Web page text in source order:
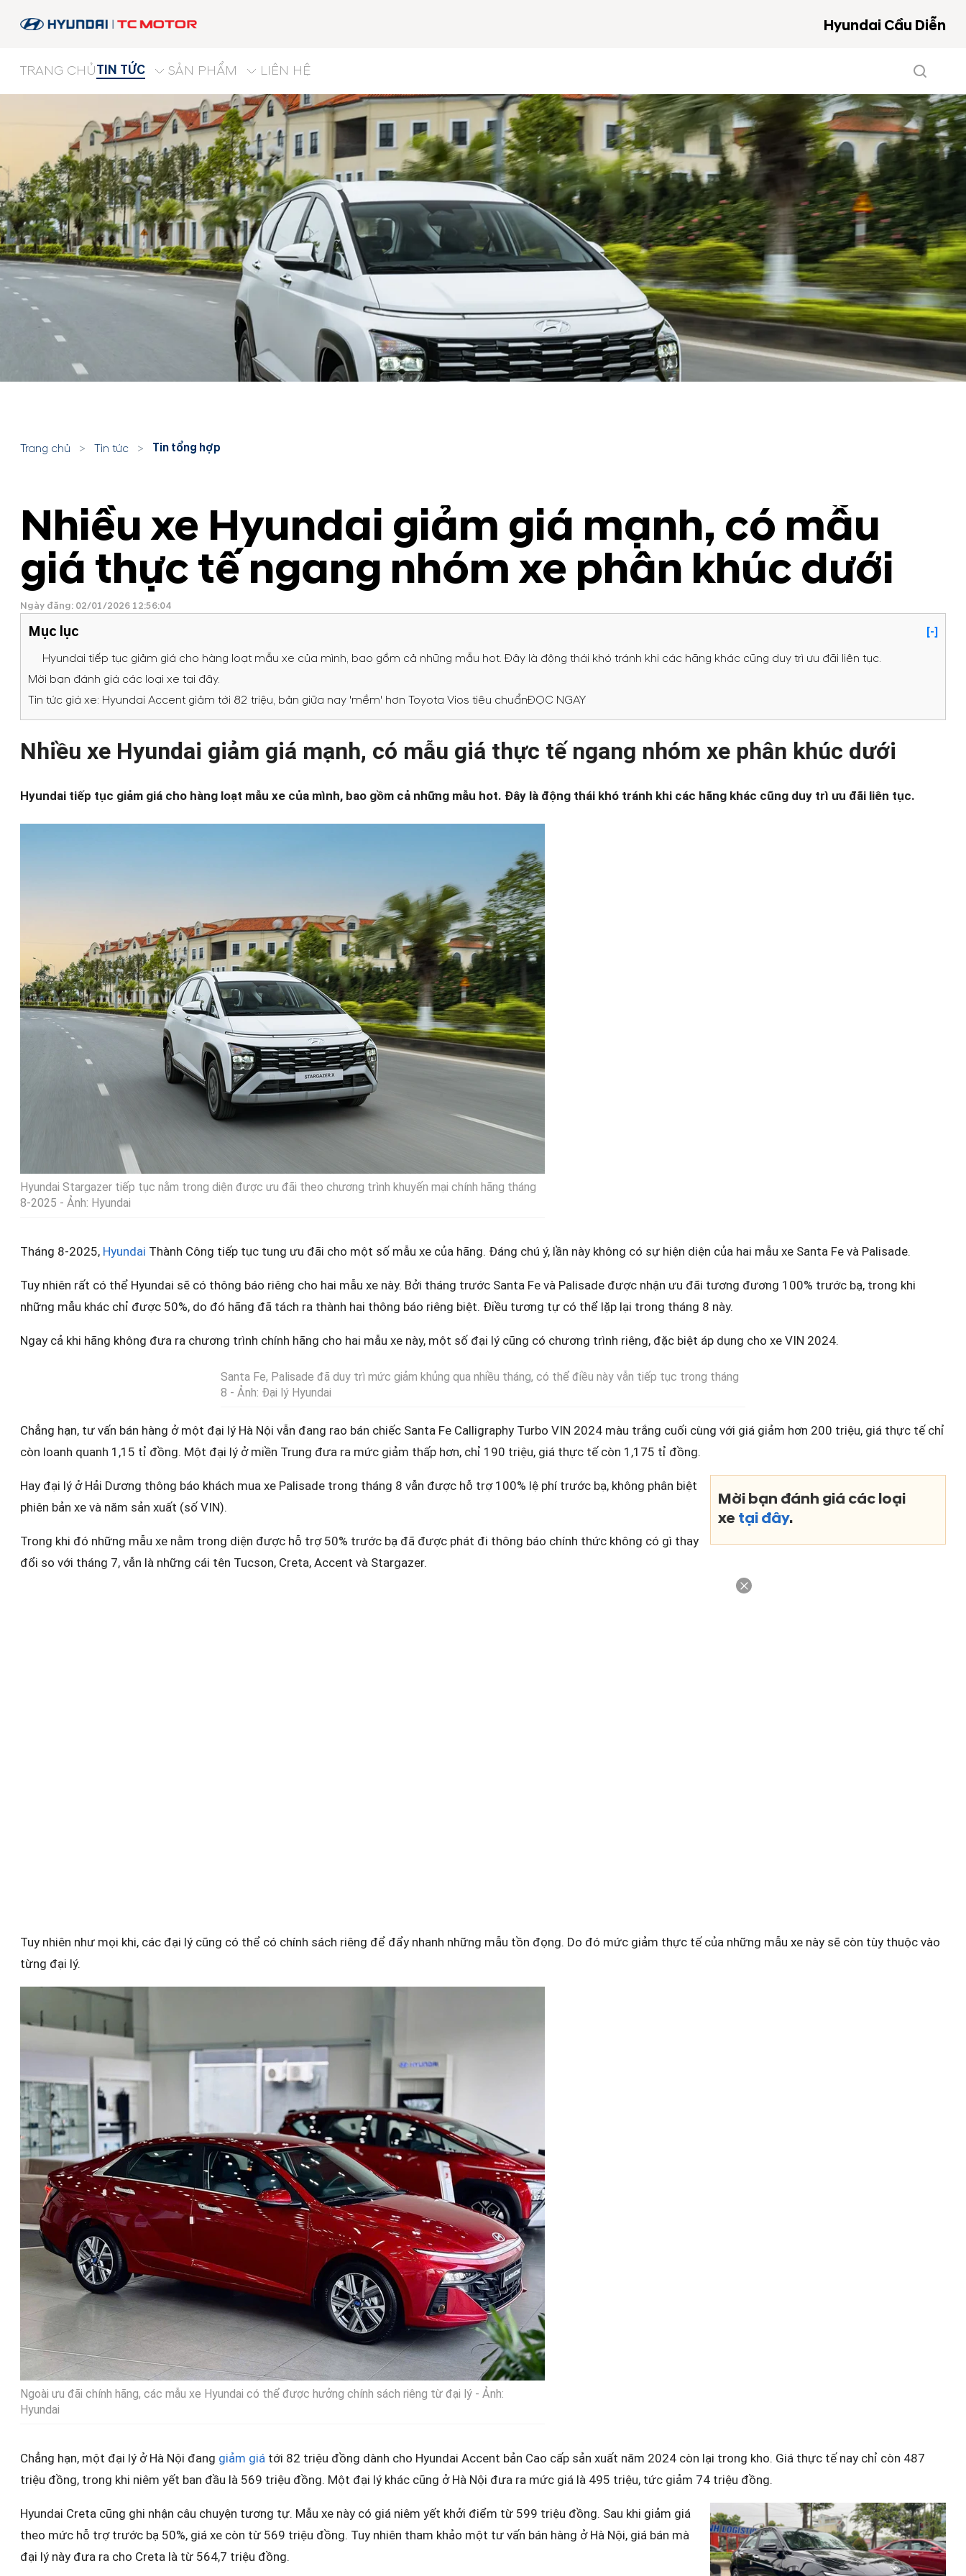
Hyundai Cầu Diễn
TRANG CHỦTIN TỨC SẢN PHẨM LIÊN HỆ
Trang chủ > Tin tức > Tin tổng hợp
Nhiều xe Hyundai giảm giá mạnh, có mẫu
giá thực tế ngang nhóm xe phân khúc dưới
Ngày đăng: 02/01/2026 12:56:04
Mục lục
[-]
Hyundai tiếp tục giảm giá cho hàng loạt mẫu xe của mình, bao gồm cả những mẫu hot. Đây là động thái khó tránh khi các hãng khác cũng duy trì ưu đãi liên tục.
Mời bạn đánh giá các loại xe tại đây.
Tin tức giá xe: Hyundai Accent giảm tới 82 triệu, bản giữa nay 'mềm' hơn Toyota Vios tiêu chuẩnĐỌC NGAY
Nhiều xe Hyundai giảm giá mạnh, có mẫu giá thực tế ngang nhóm xe phân khúc dưới
Hyundai tiếp tục giảm giá cho hàng loạt mẫu xe của mình, bao gồm cả những mẫu hot. Đây là động thái khó tránh khi các hãng khác cũng duy trì ưu đãi liên tục.
Hyundai Stargazer tiếp tục nằm trong diện được ưu đãi theo chương trình khuyến mại chính hãng tháng
8-2025 - Ảnh: Hyundai
Tháng 8-2025, Hyundai Thành Công tiếp tục tung ưu đãi cho một số mẫu xe của hãng. Đáng chú ý, lần này không có sự hiện diện của hai mẫu xe Santa Fe và Palisade.
Tuy nhiên rất có thể Hyundai sẽ có thông báo riêng cho hai mẫu xe này. Bởi tháng trước Santa Fe và Palisade được nhận ưu đãi tương đương 100% trước bạ, trong khi
những mẫu khác chỉ được 50%, do đó hãng đã tách ra thành hai thông báo riêng biệt. Điều tương tự có thể lặp lại trong tháng 8 này.
Ngay cả khi hãng không đưa ra chương trình chính hãng cho hai mẫu xe này, một số đại lý cũng có chương trình riêng, đặc biệt áp dụng cho xe VIN 2024.
Santa Fe, Palisade đã duy trì mức giảm khủng qua nhiều tháng, có thể điều này vẫn tiếp tục trong tháng
8 - Ảnh: Đại lý Hyundai
Chẳng hạn, tư vấn bán hàng ở một đại lý Hà Nội vẫn đang rao bán chiếc Santa Fe Calligraphy Turbo VIN 2024 màu trắng cuối cùng với giá giảm hơn 200 triệu, giá thực tế chỉ
còn loanh quanh 1,15 tỉ đồng. Một đại lý ở miền Trung đưa ra mức giảm thấp hơn, chỉ 190 triệu, giá thực tế còn 1,175 tỉ đồng.
Mời bạn đánh giá các loại
xe tại đây.
Hay đại lý ở Hải Dương thông báo khách mua xe Palisade trong tháng 8 vẫn được hỗ trợ 100% lệ phí trước bạ, không phân biệt
phiên bản xe và năm sản xuất (số VIN).
Trong khi đó những mẫu xe nằm trong diện được hỗ trợ 50% trước bạ đã được phát đi thông báo chính thức không có gì thay
đổi so với tháng 7, vẫn là những cái tên Tucson, Creta, Accent và Stargazer.
Tuy nhiên như mọi khi, các đại lý cũng có thể có chính sách riêng để đẩy nhanh những mẫu tồn đọng. Do đó mức giảm thực tế của những mẫu xe này sẽ còn tùy thuộc vào
từng đại lý.
Ngoài ưu đãi chính hãng, các mẫu xe Hyundai có thể được hưởng chính sách riêng từ đại lý - Ảnh:
Hyundai
Chẳng hạn, một đại lý ở Hà Nội đang giảm giá tới 82 triệu đồng dành cho Hyundai Accent bản Cao cấp sản xuất năm 2024 còn lại trong kho. Giá thực tế nay chỉ còn 487
triệu đồng, trong khi niêm yết ban đầu là 569 triệu đồng. Một đại lý khác cũng ở Hà Nội đưa ra mức giá là 495 triệu, tức giảm 74 triệu đồng.
Hyundai Creta cũng ghi nhận câu chuyện tương tự. Mẫu xe này có giá niêm yết khởi điểm từ 599 triệu đồng. Sau khi giảm giá
theo mức hỗ trợ trước bạ 50%, giá xe còn từ 569 triệu đồng. Tuy nhiên tham khảo một tư vấn bán hàng ở Hà Nội, giá bán mà
đại lý này đưa ra cho Creta là từ 564,7 triệu đồng.